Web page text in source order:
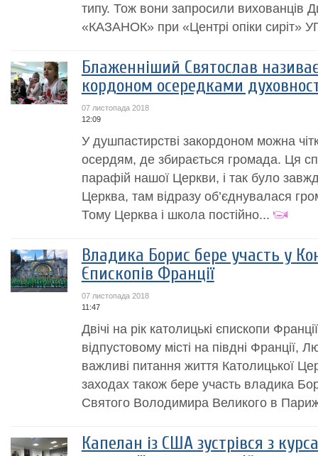
типу. Тож вони запросили вихованців
«КАЗАНОК» при «Центрі опіки сиріт»
Блаженніший Святослав
кордоном осередками
07 листопада 2018
12:09
У душпастирстві закордоном можна
осердям, де збирається громада. Ця
парафій нашої Церкви, і так було
Церква, там відразу об’єднувалася
Тому Церква і школа постійно...
Владика Борис бере участь у
Єпископів Франції
07 листопада 2018
11:47
Двічі на рік католицькі єпископи
відпустовому місті на півдні Франції,
важливі питання життя Католицької
заходах також бере участь владика
Святого Володимира Великого в
Капелан із США зустрівся з